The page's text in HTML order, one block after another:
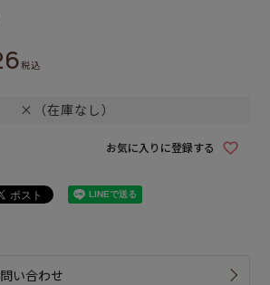
税込
×（在庫なし）
お気に入りに登録する
い合わせ